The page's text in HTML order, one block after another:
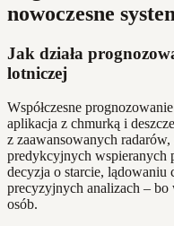
nowoczesne
Jak działa
lotniczej
Współczesne
aplikacja z chmurką i
z zaawansowanych
predykcyjnych wspieranych
decyzja o starcie, lądowaniu
precyzyjnych analizach –
osób.